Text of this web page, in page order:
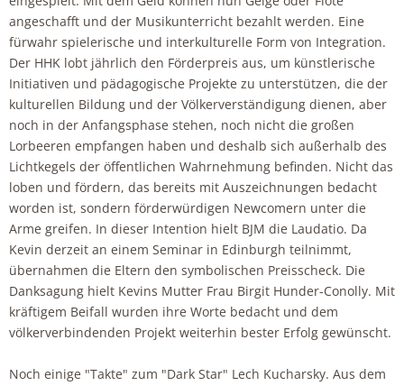
angeschafft und der Musikunterricht bezahlt werden. Eine
fürwahr spielerische und interkulturelle Form von Integration.
Der HHK lobt jährlich den Förderpreis aus, um künstlerische
Initiativen und pädagogische Projekte zu unterstützen, die der
kulturellen Bildung und der Völkerverständigung dienen, aber
noch in der Anfangsphase stehen, noch nicht die großen
Lorbeeren empfangen haben und deshalb sich außerhalb des
Lichtkegels der öffentlichen Wahrnehmung befinden. Nicht das
loben und fördern, das bereits mit Auszeichnungen bedacht
worden ist, sondern förderwürdigen Newcomern unter die
Arme greifen. In dieser Intention hielt BJM die Laudatio. Da
Kevin derzeit an einem Seminar in Edinburgh teilnimmt,
übernahmen die Eltern den symbolischen Preisscheck. Die
Danksagung hielt Kevins Mutter Frau Birgit Hunder-Conolly. Mit
kräftigem Beifall wurden ihre Worte bedacht und dem
völkerverbindenden Projekt weiterhin bester Erfolg gewünscht.
Noch einige "Takte" zum "Dark Star" Lech Kucharsky. Aus dem